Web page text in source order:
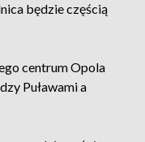
będzie częścią
centrum Opola
Puławami a